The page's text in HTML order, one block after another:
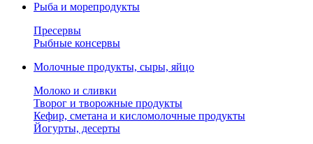
Рыба и морепродукты
Пресервы
Рыбные консервы
Молочные продукты, сыры, яйцо
Молоко и сливки
Творог и творожные продукты
Кефир, сметана и кисломолочные продукты
Йогурты, десерты